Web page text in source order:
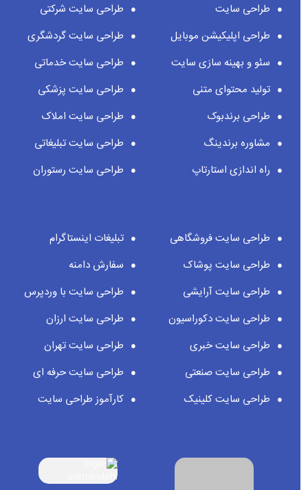
تبلیغات اینستاگرام
سفارش دامنه
طراحی سایت با وردپرس
طراحی سایت ارزان
طراحی سایت تهران
طراحی سایت حرفه ای
کارآموز طراحی سایت
طراحی سایت فروشگاهی
طراحی سایت پوشاک
طراحی سایت آرایشی
طراحی سایت دکوراسیون
طراحی سایت خبری
طراحی سایت صنعتی
طراحی سایت کلینیک
طراحی سایت شرکتی
طراحی سایت گردشگری
طراحی سایت خدماتی
طراحی سایت پزشکی
طراحی سایت املاک
طراحی سایت تبلیغاتی
طراحی سایت رستوران
طراحی سایت
طراحی اپلیکیشن موبایل
سئو و بهینه سازی سایت
تولید محتوای متنی
طراحی برندبوک
مشاوره برندینگ
راه اندازی استارتاپ